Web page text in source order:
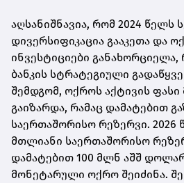
აღსანიშნავია, რომ 2024 წელს
დივერსიფიკაცია გააკეთა და
ინვესტიციები
ბანკის სტრატეგიული
შემდგომ, ოქროს აქტივის
გაიზარდა, რამაც დამატებით
საერთაშორისო რეზერვი. 2026
მთლიანი საერთაშორისო
დამატებით 100 მლნ აშშ
მონეტარული ოქრო შეიძინა.